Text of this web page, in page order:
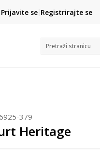
CLICK&
besplatno
Prijavite se Registrirajte se
Pretraži stranicu
379
Heritage